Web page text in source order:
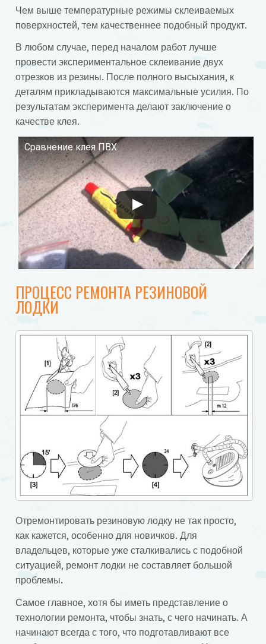
Чем выше температурные режимы склеиваемых
поверхностей, тем качественнее подобный продукт.
В любом случае, перед началом работ лучше
провести экспериментальное склеивание двух
отрезков из резины. После полного высыхания, к
деталям прикладываются максимальные усилия. По
результатам эксперимента делают заключение о
качестве клея.
Сравнение клея ПВХ
Смотрите это видео на YouTube
ПРОЦЕСС РЕМОНТА РЕЗИНОВОЙ
ЛОДКИ
Отремонтировать резиновую лодку не так просто,
как кажется, особенно для новичков. Для
владельцев, которые уже сталкивались с подобной
ситуацией, ремонт лодки не составляет большой
проблемы.
Самое главное, хотя бы иметь представление о
технологии ремонта, чтобы знать, с чего начинать. А
начинают всегда с того, что подготавливают все